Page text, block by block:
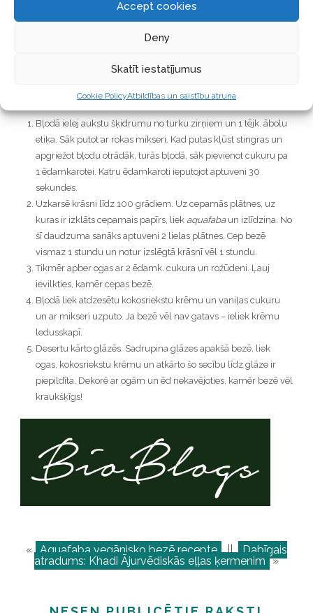
Accept cookies
Deny
Skatīt iestatījumus
Cookie PolicyAtbildības un saistību atruna
Urtekram kokosriekstu krēma
Kā pagatavot?
Bļodā ielej aukstu šķidrumu no turku zirņiem un 1 tējk. ābolu
etiķa. Sāk putot ar rokas mikseri. Kad putas kļūst stingras un
apgriežot bļodu otrādāk, turās bļodā, sāk pievienot cukuru pa
1 ēdamkarotei. Katru ēdamkaroti ieputojot aptuveni 30
sekundes.
Uzkarsē krāsni līdz 100 grādiem. Uz cepamās plātnes, uz
kuras ir izklāts cepamais papīrs, liek aquafabaun izlīdzina. No
šī daudzuma sanāks aptuveni 2 lielas plātnes. Cep bezē
vismaz 1 stundu un notur izslēgtā krāsnī vēl 1 stundu.
Tikmēr apber ogas ar 2 ēdamk. cukura un rožūdeni. Ļauj
ievilkties, kamēr cepas bezē.
Bļodā liek atdzesētu kokosriekstu krēmu un vaniļas cukuru
un ar mikseri uzputo. Ja bezē vēl nav gatavs – ieliek krēmu
ledusskapī.
Desertu kārto glāzēs. Sadrupina glāzes apakšā bezē, liek
ogas, kokosriekstu krēmu un atkārto šo secību līdz glāze ir
piepildīta. Dekorē ar ogām un ēd nekavējoties, kamēr bezē vēl
kraukšķīgs!
« Aquafaba vegānisko bezē recepte || Dabīgais
atradums: Khadi Ājurvēdiskās eļļas ķermenim »